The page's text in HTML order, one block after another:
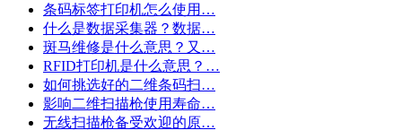
条码标签打印机怎么使用…
什么是数据采集器？数据…
斑马维修是什么意思？又…
RFID打印机是什么意思？…
如何挑选好的二维条码扫…
影响二维扫描枪使用寿命…
无线扫描枪备受欢迎的原…